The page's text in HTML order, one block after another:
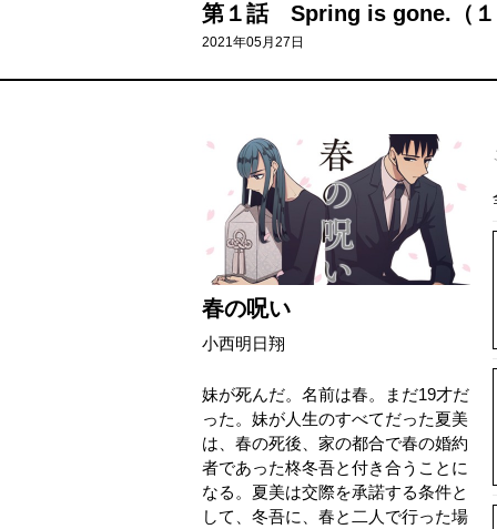
第１話 Spring is gone.（
2021年05月27日
春の呪い
小西明日翔
妹が死んだ。名前は春。まだ19才だ
った。妹が人生のすべてだった夏美
は、春の死後、家の都合で春の婚約
者であった柊冬吾と付き合うことに
なる。夏美は交際を承諾する条件と
して、冬吾に、春と二人で行った場